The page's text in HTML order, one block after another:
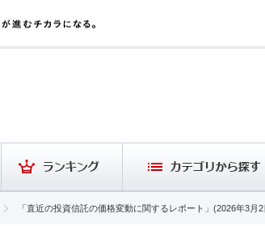
「直近の投資信託の価格変動に関するレポート」(2026年3月